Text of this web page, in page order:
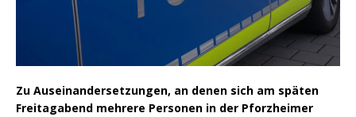
Zu Auseinandersetzungen, an denen sich am späten
Freitagabend mehrere Personen in der Pforzheimer